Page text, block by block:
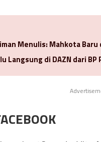
Menulis: Mahkota Baru
Langsung di DAZN dari